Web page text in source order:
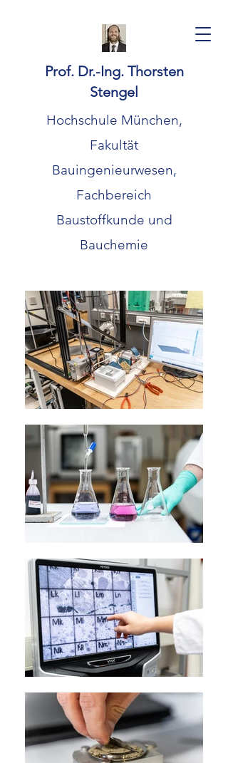
Prof. Dr.-Ing. Thorsten
Stengel
Hochschule München,
Fakultät
Bauingenieurwesen,
Fachbereich
Baustoffkunde und
Bauchemie